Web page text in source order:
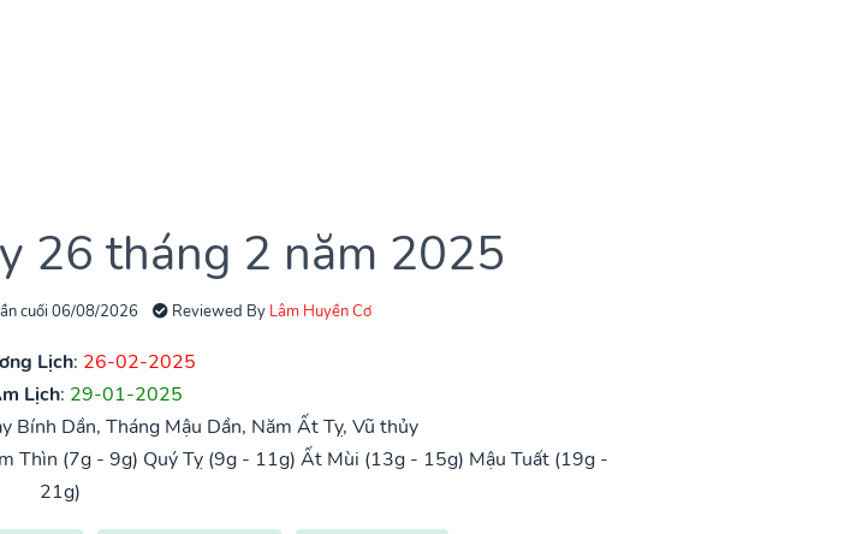
26 tháng 2 năm 2025
cuối 06/08/2026 Reviewed By Lâm Huyền Cơ
Lịch: 26-02-2025
Lịch: 29-01-2025
Bính Dần, Tháng Mậu Dần, Năm Ất Tỵ, Vũ thủy
Thìn (7g - 9g) Quý Tỵ (9g - 11g) Ất Mùi (13g - 15g) Mậu Tuất (19g -
21g)